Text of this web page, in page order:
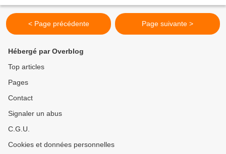
< Page précédente Page suivante >
Hébergé par Overblog
Top articles
Pages
Contact
Signaler un abus
C.G.U.
Cookies et données personnelles